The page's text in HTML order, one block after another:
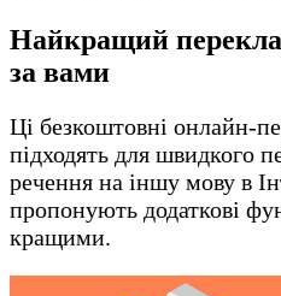
Найкращий
за вами
Ці безкоштовні онлайн-
підходять для швидкого
речення на іншу мову в
пропонують додаткові
кращими.